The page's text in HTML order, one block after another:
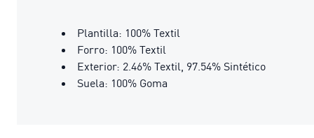
Plantilla: 100% Textil
Forro: 100% Textil
Exterior: 2.46% Textil, 97.54% Sintético
Suela: 100% Goma